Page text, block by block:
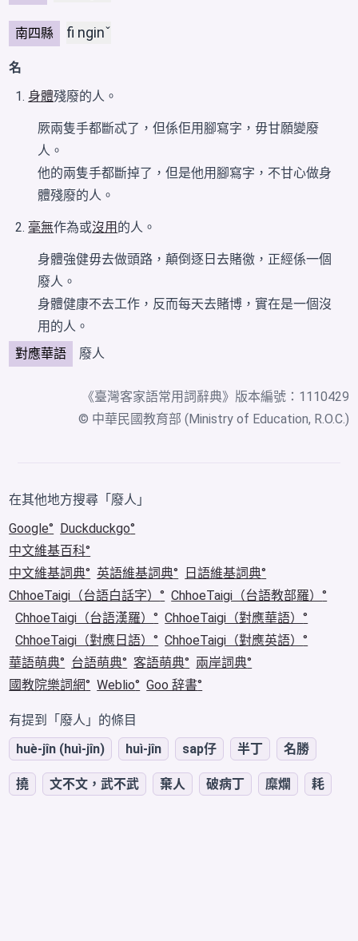
南四縣 fi nginˇ
名
身體殘廢的人。
厥兩隻手都斷忒了，但係佢用腳寫字 ，毋甘願變廢
人。
他的兩隻手都斷掉了，但是他用腳寫字，不甘心做身
體殘廢的人。
毫無作為或沒用 的人。
身體強健毋去做頭路，顛倒逐日去賭徼，正經係一個
廢人。
身體健康不去工作，反而每天去賭博，實在是一個沒
用的人。
對應華語
廢人
《臺灣客家語常用詞辭典》版本編號：1110429
© 中華民國教育部 (Ministry of Education, R.O.C.)
在其他地方搜尋「廢人」
Google
Duckduckgo
中文維基百科
中文維基詞典
英語維基詞典
日語維基詞典
ChhoeTaigi（台語白話字）
ChhoeTaigi（台語教部羅）
ChhoeTaigi（台語漢羅）
ChhoeTaigi（對應華語）
ChhoeTaigi（對應日語）
ChhoeTaigi（對應英語）
華語萌典
台語萌典 客語萌典
兩岸詞典
國教院樂詞網
Weblio Goo 辞書
有提到「廢人」的條目
huè-jîn (huì-jîn)
huì-jîn sap仔 半丁 名勝
撓 文不文，武不武 棄人 破病丁 糜爛 耗